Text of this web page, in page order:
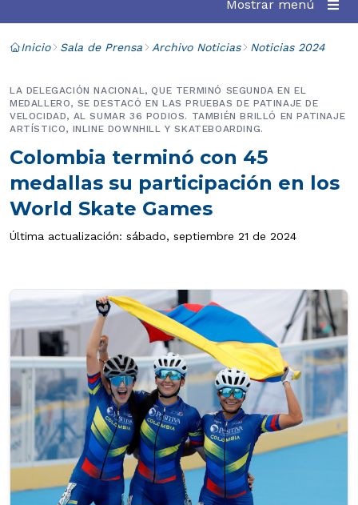
Mostrar menú
Inicio Sala de Prensa Archivo Noticias Noticias 2024
Colombia terminó con 45
medallas su participación en los
World Skate Games
LA DELEGACIÓN NACIONAL, QUE TERMINÓ SEGUNDA EN EL
MEDALLERO, SE DESTACÓ EN LAS PRUEBAS DE PATINAJE DE
VELOCIDAD, AL SUMAR 36 PODIOS. TAMBIÉN BRILLÓ EN PATINAJE
ARTÍSTICO, INLINE DOWNHILL Y SKATEBOARDING.
Última actualización: sábado, septiembre 21 de 2024